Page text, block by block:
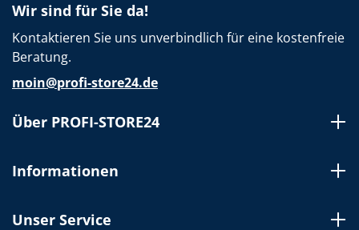
Wir sind für Sie da!
Kontaktieren Sie uns unverbindlich für eine kostenfreie
Beratung.
moin@profi-store24.de
Über PROFI-STORE24
Informationen
Unser Service